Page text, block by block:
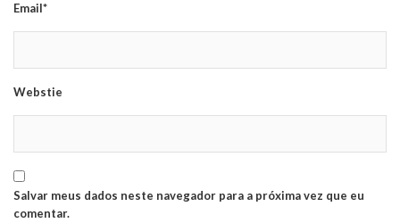
Email*
Webstie
Salvar meus dados neste navegador para a próxima vez que eu
comentar.